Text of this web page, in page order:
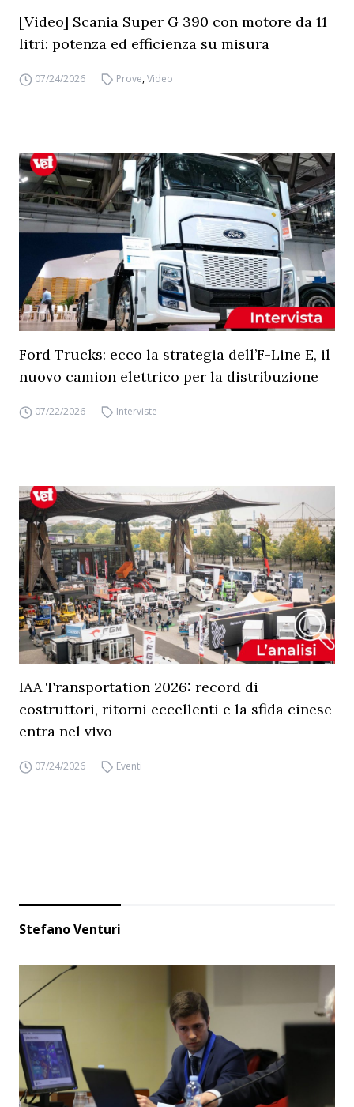
[Video] Scania Super G 390 con motore da 11
litri: potenza ed efficienza su misura
07/24/2026 Prove,Video
Ford Trucks: ecco la strategia dell’F-Line E, il
nuovo camion elettrico per la distribuzione
07/22/2026 Interviste
IAA Transportation 2026: record di
costruttori, ritorni eccellenti e la sfida cinese
entra nel vivo
07/24/2026 Eventi
Stefano Venturi